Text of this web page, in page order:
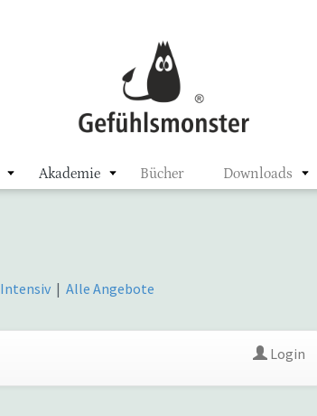
Akademie Bücher Downloads
Intensiv |Alle Angebote
Login